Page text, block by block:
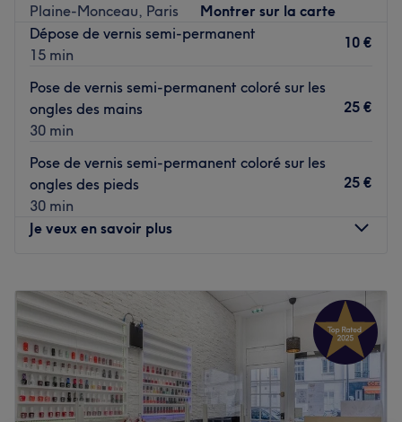
Plaine-Monceau, Paris
Montrer sur la carte
Dépose de vernis semi-permanent
15 min
10 €
Pose de vernis semi-permanent coloré sur les
ongles des mains
30 min
25 €
Pose de vernis semi-permanent coloré sur les
ongles des pieds
30 min
25 €
Je veux en savoir plus
Mardi
10:00
19:30
Mercredi
19:30
Jeudi
10:00 –19:30
Vendredi
10:00–19:30
Samedi
10:00 –19:30
Dimanche
10:00– 19:30